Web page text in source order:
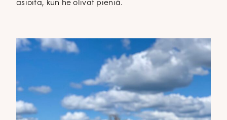
asioita, kun he olivat pieniä.